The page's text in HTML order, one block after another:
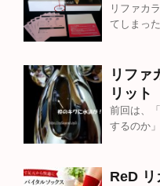
リファカ
てしまっ
リファ
リット
前回は、
するのか
ReD リ